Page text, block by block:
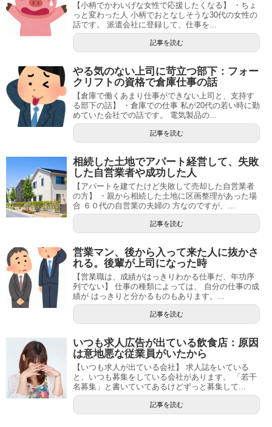
【小柄でかわいげな女性で応援したくなる】 ・ちょ
っと変わった人 小柄でおとなしそうな30代の女性の
話です。 派遣会社に登録して、仕事を...
記事を読む
やる気のない上司に苛立つ部下：フォー
クリフトの資格で倉庫仕事の話
【倉庫で働くあまり仕事ができない上司と、支持す
る部下の話】 ・倉庫での仕事 私が20代の若い時に勤
めていた会社での話です。 電気製品の...
記事を読む
相続した土地でアパート経営して、失敗
した自営業者や成功した人
【アパートを建てたけど失敗して売却した自営業者
の方】 ・親から相続した土地に区画整理があった場
合 ６０代の自営業の夫婦の 方なのですが、...
記事を読む
営業マン、後から入って来た人に抜かさ
れる。後輩が上司になった時
【営業職は、成績がはっきりわかる仕事だ、年功序
列でない】 仕事の種類によっては、 自分の仕事の成
績が はっきりと分かるものもあります。...
記事を読む
いつも求人広告が出ている飲食店：原因
は意地悪な従業員がいたから
【いつも求人が出ている会社】 求人誌をいている
と、いつも募集をしている会社があります。 「若干
名募集」と書いていてあるけどずっと募集して...
記事を読む